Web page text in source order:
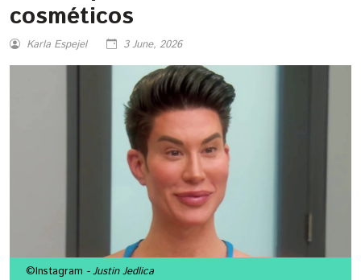
cosméticos
Karla Espejel 3 June, 2026
©Instagram - Justin Jedlica